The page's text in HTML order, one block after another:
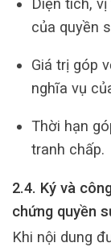
của quyền
Giá trị góp
nghĩa vụ
Thời hạn
tranh chấp.
2.4. Ký và
chứng quyền
Khi nội dung